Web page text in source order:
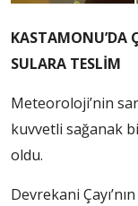
KASTAMONU’DA
SULARA TESLİM
Meteoroloji’nin
kuvvetli sağanak
oldu.
Devrekani